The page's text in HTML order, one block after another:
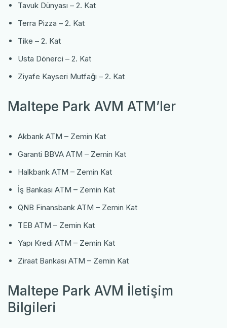
Tavuk Dünyası – 2. Kat
Terra Pizza – 2. Kat
Tike – 2. Kat
Usta Dönerci – 2. Kat
Ziyafe Kayseri Mutfağı – 2. Kat
Maltepe Park AVM ATM’ler
Akbank ATM – Zemin Kat
Garanti BBVA ATM – Zemin Kat
Halkbank ATM – Zemin Kat
İş Bankası ATM – Zemin Kat
QNB Finansbank ATM – Zemin Kat
TEB ATM – Zemin Kat
Yapı Kredi ATM – Zemin Kat
Ziraat Bankası ATM – Zemin Kat
Maltepe Park AVM İletişim
Bilgileri